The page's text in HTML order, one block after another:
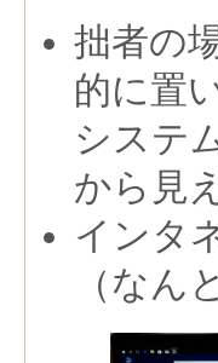
拙者の
的に置
システ
から見
インタ
（なん